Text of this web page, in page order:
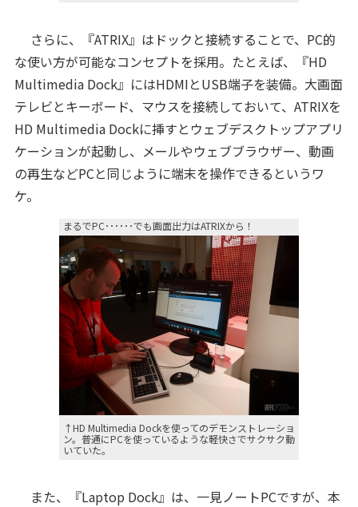
さらに、『ATRIX』はドックと接続することで、PC的
な使い方が可能なコンセプトを採用。たとえば、『HD
Multimedia Dock』にはHDMIとUSB端子を装備。大画面
テレビとキーボード、マウスを接続しておいて、ATRIXを
HD Multimedia Dockに挿すとウェブデスクトップアプリ
ケーションが起動し、メールやウェブブラウザー、動画
の再生などPCと同じように端末を操作できるというワ
ケ。
まるでPC･･････でも画面出力はATRIXから！
↑HD Multimedia Dockを使ってのデモンストレーショ
ン。普通にPCを使っているような軽快さでサクサク動
いていた。
また、『Laptop Dock』は、一見ノートPCですが、本